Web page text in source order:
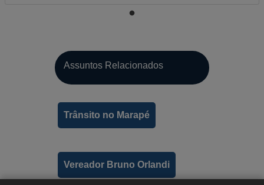
Assuntos Relacionados
Trânsito no Marapé
Vereador Bruno Orlandi